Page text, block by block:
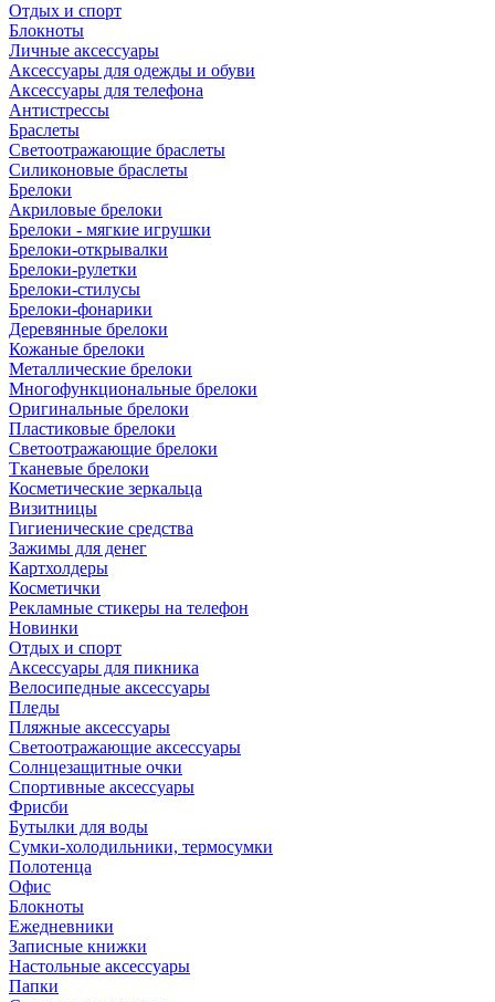
Отдых и спорт
Блокноты
Личные аксессуары
Аксессуары для одежды и обуви
Аксессуары для телефона
Антистрессы
Браслеты
Светоотражающие браслеты
Силиконовые браслеты
Брелоки
Акриловые брелоки
Брелоки - мягкие игрушки
Брелоки-открывалки
Брелоки-рулетки
Брелоки-стилусы
Брелоки-фонарики
Деревянные брелоки
Кожаные брелоки
Металлические брелоки
Многофункциональные брелоки
Оригинальные брелоки
Пластиковые брелоки
Светоотражающие брелоки
Тканевые брелоки
Косметические зеркальца
Визитницы
Гигиенические средства
Зажимы для денег
Картхолдеры
Косметички
Рекламные стикеры на телефон
Новинки
Отдых и спорт
Аксессуары для пикника
Велосипедные аксессуары
Пледы
Пляжные аксессуары
Светоотражающие аксессуары
Солнцезащитные очки
Спортивные аксессуары
Фрисби
Бутылки для воды
Сумки-холодильники, термосумки
Полотенца
Офис
Блокноты
Ежедневники
Записные книжки
Настольные аксессуары
Папки